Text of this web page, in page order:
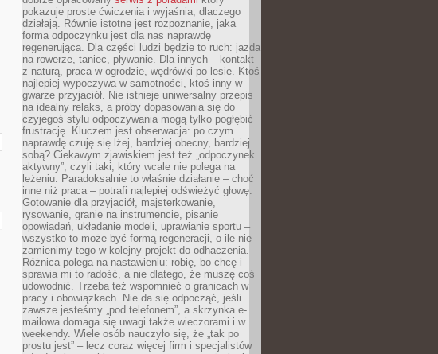
pokazuje proste ćwiczenia i wyjaśnia, dlaczego
działają. Równie istotne jest rozpoznanie, jaka
forma odpoczynku jest dla nas naprawdę
regenerująca. Dla części ludzi będzie to ruch: jazda
na rowerze, taniec, pływanie. Dla innych – kontakt
z naturą, praca w ogrodzie, wędrówki po lesie. Ktoś
najlepiej wypoczywa w samotności, ktoś inny w
gwarze przyjaciół. Nie istnieje uniwersalny przepis
na idealny relaks, a próby dopasowania się do
czyjegoś stylu odpoczywania mogą tylko pogłębić
frustrację. Kluczem jest obserwacja: po czym
naprawdę czuję się lżej, bardziej obecny, bardziej
sobą? Ciekawym zjawiskiem jest też „odpoczynek
aktywny”, czyli taki, który wcale nie polega na
leżeniu. Paradoksalnie to właśnie działanie – choć
inne niż praca – potrafi najlepiej odświeżyć głowę.
Gotowanie dla przyjaciół, majsterkowanie,
rysowanie, granie na instrumencie, pisanie
opowiadań, układanie modeli, uprawianie sportu –
wszystko to może być formą regeneracji, o ile nie
zamienimy tego w kolejny projekt do odhaczenia.
Różnica polega na nastawieniu: robię, bo chcę i
sprawia mi to radość, a nie dlatego, że muszę coś
udowodnić. Trzeba też wspomnieć o granicach w
pracy i obowiązkach. Nie da się odpocząć, jeśli
zawsze jesteśmy „pod telefonem”, a skrzynka e-
mailowa domaga się uwagi także wieczorami i w
weekendy. Wiele osób nauczyło się, że „tak po
prostu jest” – lecz coraz więcej firm i specjalistów